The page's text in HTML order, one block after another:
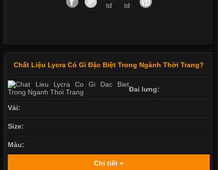
Chất Liệu Lycra Có Gì Đặc Biệt Trong Ngành Thời Trang?
Đai lưng:
Vải:
Size:
Màu:
Chi tiết »